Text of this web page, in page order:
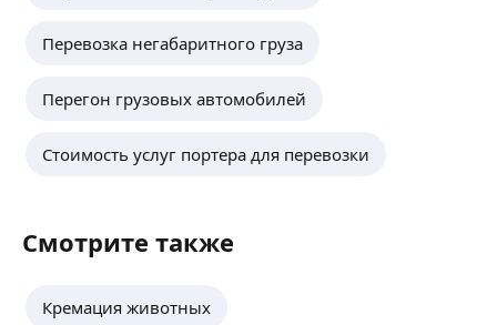
Перевозка негабаритного груза
Перегон грузовых автомобилей
Стоимость услуг портера для перевозки
Смотрите также
Кремация животных